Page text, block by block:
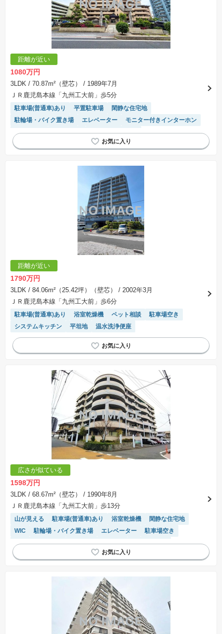
距離が近い
1080万円
3LDK / 70.87m²（壁芯）
/ 1989年7月
ＪＲ鹿児島本線「九州工大前」歩5分
駐車場(普通車)あり 平置駐車場
閑静な住宅地
駐輪場・バイク置き場
エレベーター
モニター付きインターホン
陽当り良好
駐車場空き システムキッチン
距離が近い
1790万円
3LDK / 84.06m²（25.42坪）（壁芯）
/ 2002年3月
ＪＲ鹿児島本線「九州工大前」歩6分
駐車場(普通車)あり 浴室乾燥機 ペット相談
駐車場空き
システムキッチン
平坦地 温水洗浄便座
広さが似ている
1598万円
3LDK / 68.67m²（壁芯）
/ 1990年8月
ＪＲ鹿児島本線「九州工大前」歩13分
山が見える 駐車場(普通車)あり 浴室乾燥機
閑静な住宅地
WIC
駐輪場・バイク置き場 エレベーター
駐車場空き
システムキッチン
リフォーム済み物件 温水洗浄便座